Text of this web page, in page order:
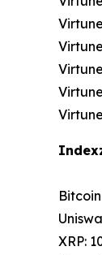
Bitcoin
XRP: